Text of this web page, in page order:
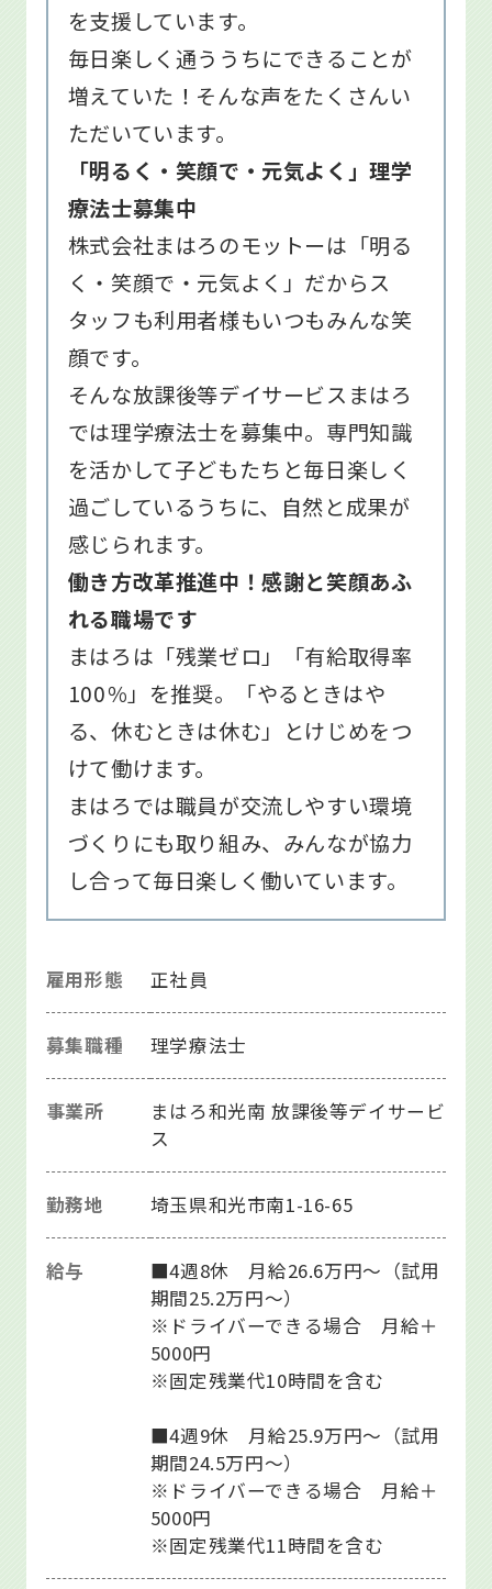
を支援しています。
毎日楽しく通ううちにできることが
増えていた！そんな声をたくさんい
ただいています。
「明るく・笑顔で・元気よく」理学
療法士募集中
株式会社まはろのモットーは「明る
く・笑顔で・元気よく」だからス
タッフも利用者様もいつもみんな笑
顔です。
そんな放課後等デイサービスまはろ
では理学療法士を募集中。専門知識
を活かして子どもたちと毎日楽しく
過ごしているうちに、自然と成果が
感じられます。
働き方改革推進中！感謝と笑顔あふ
れる職場です
まはろは「残業ゼロ」「有給取得率
100％」を推奨。「やるときはや
る、休むときは休む」とけじめをつ
けて働けます。
まはろでは職員が交流しやすい環境
づくりにも取り組み、みんなが協力
し合って毎日楽しく働いています。
雇用形態 正社員
募集職種 理学療法士
事業所
まはろ和光南 放課後等デイサービ
ス
勤務地 埼玉県和光市南1-16-65
給与
■4週8休 月給26.6万円～（試用
期間25.2万円～）
※ドライバーできる場合 月給＋
5000円
※固定残業代10時間を含む
■4週9休 月給25.9万円～（試用
期間24.5万円～）
※ドライバーできる場合 月給＋
5000円
※固定残業代11時間を含む